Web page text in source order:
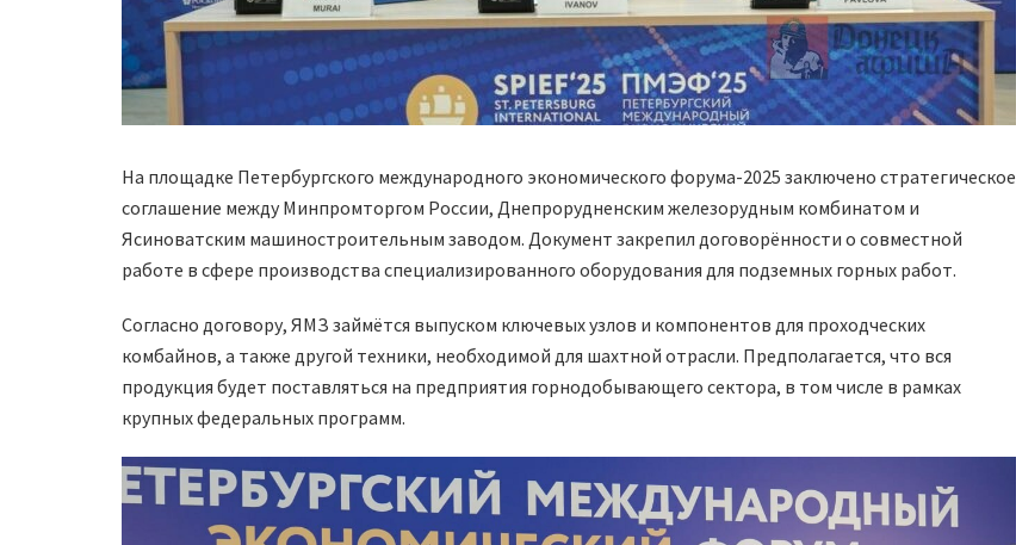
На площадке Петербургского международного экономического форума-2025 заключено стратегическое
соглашение между Минпромторгом России, Днепрорудненским железорудным комбинатом и
Ясиноватским машиностроительным заводом. Документ закрепил договорённости о совместной
работе в сфере производства специализированного оборудования для подземных горных работ.
Согласно договору, ЯМЗ займётся выпуском ключевых узлов и компонентов для проходческих
комбайнов, а также другой техники, необходимой для шахтной отрасли. Предполагается, что вся
продукция будет поставляться на предприятия горнодобывающего сектора, в том числе в рамках
крупных федеральных программ.